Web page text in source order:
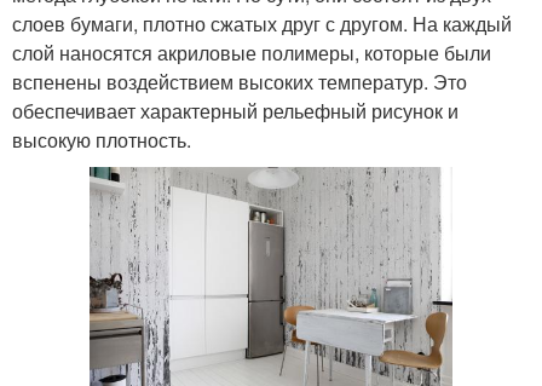
слоев бумаги, плотно сжатых друг с другом. На каждый
слой наносятся акриловые полимеры, которые были
вспенены воздействием высоких температур. Это
обеспечивает характерный рельефный рисунок и
высокую плотность.